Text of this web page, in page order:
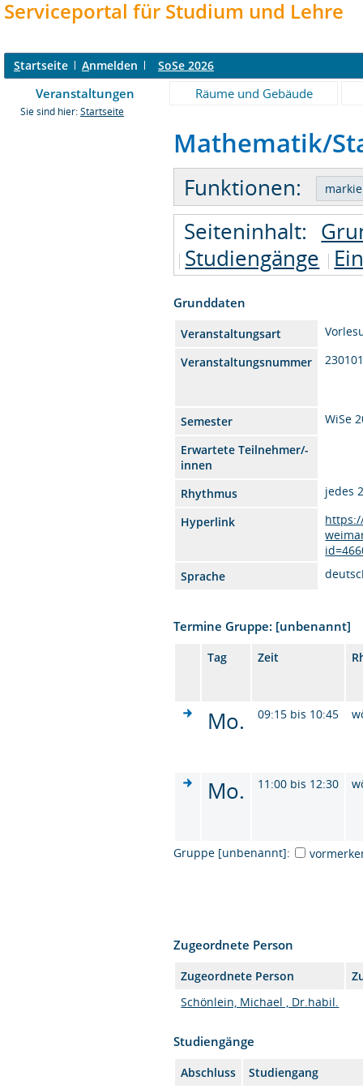
Serviceportal für Studium und Lehre
Startseite Anmelden SoSe 2026
Veranstaltungen Räume und Gebäude
Sie sind hier: Startseite
Mathematik/
Funktionen:
Seiteninhalt:
Studiengänge
Grunddaten
Veranstaltungsart
Veranstaltungsnummer
Semester
WiSe
Erwartete Teilnehmer/-
innen
Rhythmus
jedes
Hyperlink
Sprache
Termine Gruppe: [unbenannt]
Tag Zeit
Mo. 09:15 bis 10:45
Mo. 11:00 bis 12:30
Gruppe [unbenannt]:
Zugeordnete Person
Zugeordnete Person
Schönlein, Michael , Dr.habil.
Studiengänge
Abschluss
Studiengang